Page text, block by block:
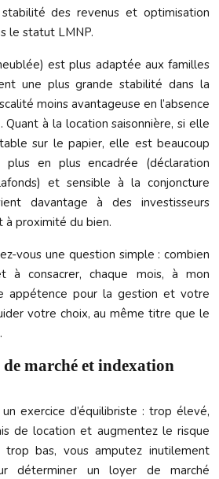
des revenus et optimisation
le statut LMNP.
est plus adaptée aux familles
une plus grande stabilité dans la
moins avantageuse en l’absence
à la location saisonnière, si elle
sur le papier, elle est beaucoup
plus en plus encadrée (déclaration
et sensible à la conjoncture
davantage à des investisseurs
proximité du bien.
vous une question simple : combien
à consacrer, chaque mois, à mon
appétence pour la gestion et votre
votre choix, au même titre que le
marché et indexation
exercice d’équilibriste : trop élevé,
de location et augmentez le risque
bas, vous amputez inutilement
déterminer un loyer de marché